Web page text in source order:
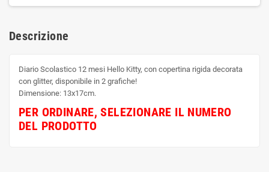
Descrizione
Diario Scolastico 12 mesi Hello Kitty, con copertina rigida decorata
con glitter, disponibile in 2 grafiche!
Dimensione: 13x17cm.
PER ORDINARE, SELEZIONARE IL NUMERO
DEL PRODOTTO